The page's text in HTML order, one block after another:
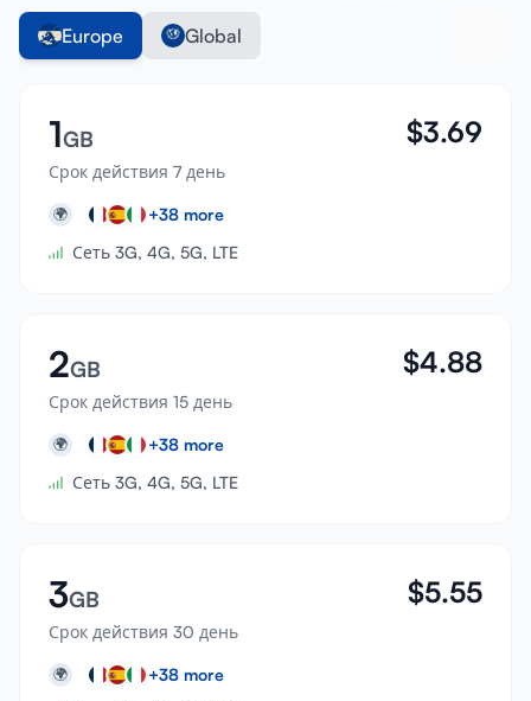
Europe Global
1GB
Срок действия 7 день
$3.69
🌍 +38 more
Сеть 3G, 4G, 5G, LTE
2GB
Срок действия 15 день
$4.88
🌍 +38 more
Сеть 3G, 4G, 5G, LTE
3GB
Срок действия 30 день
$5.55
🌍 +38 more